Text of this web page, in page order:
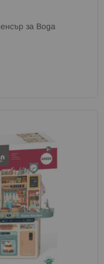
за Вода